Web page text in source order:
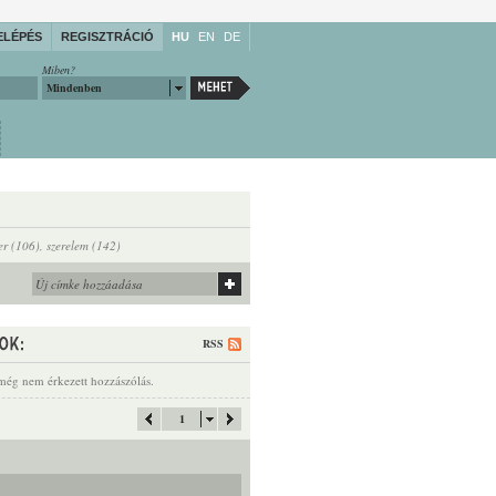
REGISZTRÁCIÓ HU EN DE
Miben?
Mindenben
(106), szerelem (142)
RSS
nem érkezett hozzászólás.
1